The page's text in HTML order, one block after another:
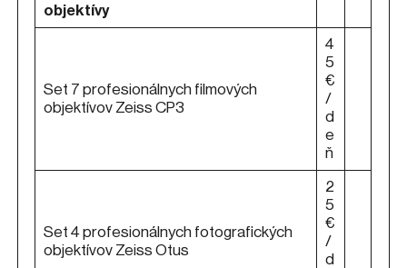
objektívy
Set 7 profesionálnych filmových
objektívov Zeiss CP3
4
5
€
/
d
e
ň
Set 4 profesionálnych fotografických
objektívov Zeiss Otus
2
5
€
/
d